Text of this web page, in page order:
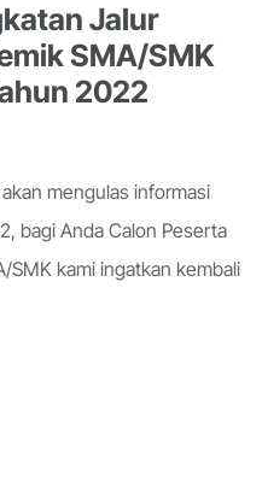
Jalur
SMA/SMK
2022
mengulas informasi
bagi Anda Calon Peserta
SMK kami ingatkan kembali